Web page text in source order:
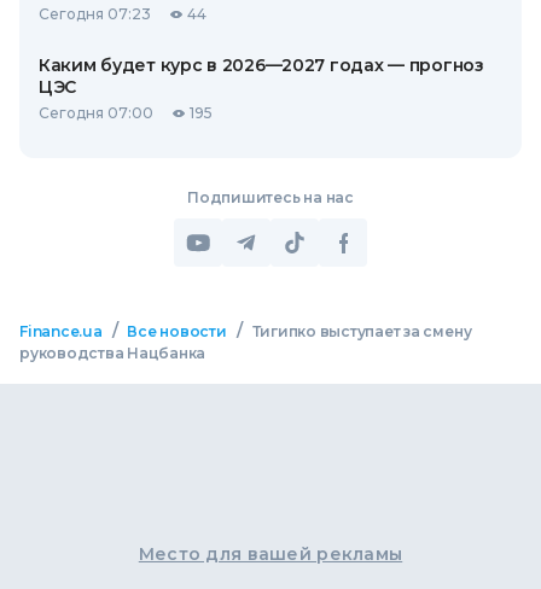
Сегодня 07:23 44
Каким будет курс в 2026—2027 годах — прогноз
ЦЭС
Сегодня 07:00 195
Подпишитесь на нас
Finance.ua / Все новости / Тигипко выступает за смену
руководства Нацбанка
Место для вашей рекламы